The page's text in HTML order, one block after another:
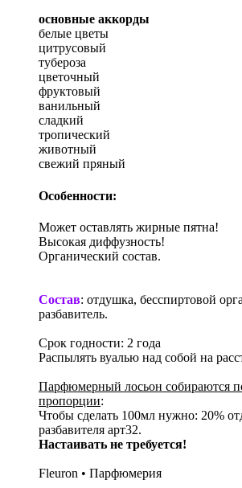
основные аккорды
белые цветы
цитрусовый
тубероза
цветочный
фруктовый
ванильный
сладкий
тропический
животный
свежий пряный
Особенности:
Может оставлять жирные пятна!
Высокая диффузность!
Органический состав.
Состав: отдушка, бесспиртовой
разбавитель.
Срок годности: 2 года
Распылять вуалью над собой на
Парфюмерный лосьон собираются
пропорции:
Чтобы сделать 100мл нужно: 20%
разбавителя арт32.
Настаивать не требуется!
Fleuron • Парфюмерия